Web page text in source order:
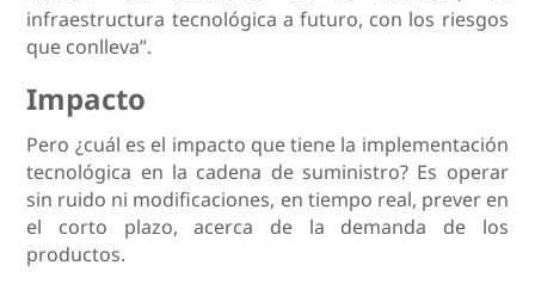
infraestructura tecnológica a futuro, con los riesgos
que conlleva”.
Impacto
Pero ¿cuál es el impacto que tiene la implementación
tecnológica en la cadena de suministro? Es operar
sin ruido ni modificaciones, en tiempo real, prever en
el corto plazo, acerca de la demanda de los
productos.